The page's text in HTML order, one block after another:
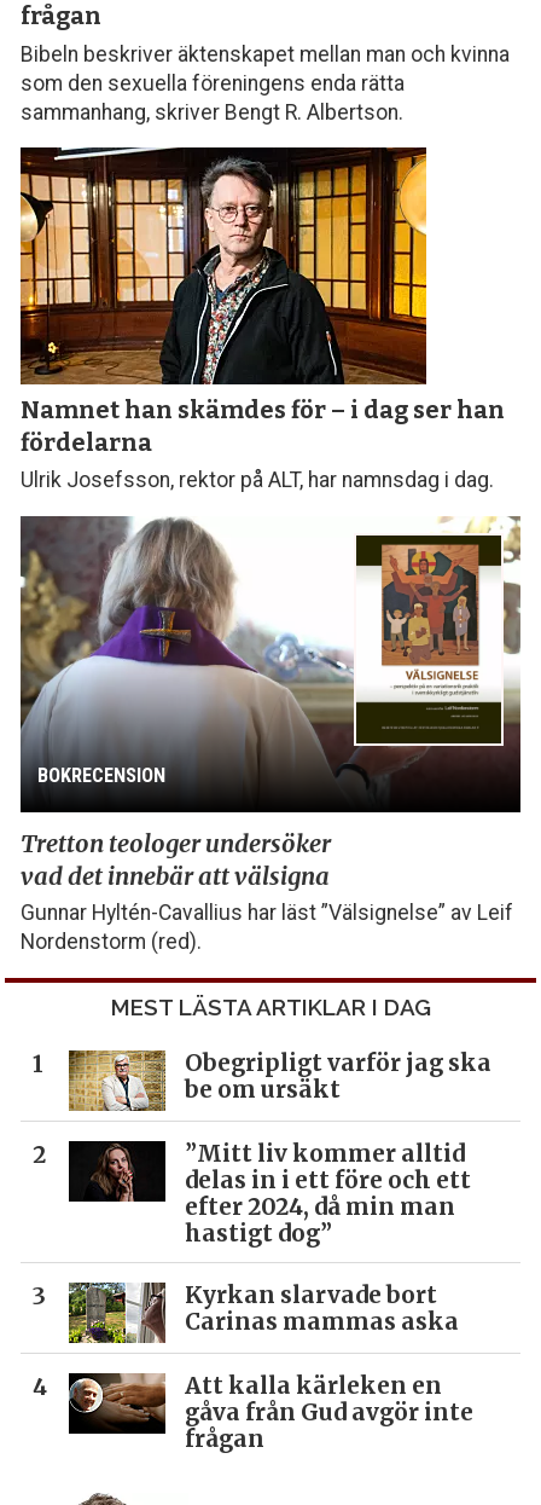
frågan
Bibeln beskriver äktenskapet mellan man och kvinna
som den sexuella föreningens enda rätta
sammanhang, skriver Bengt R. Albertson.
Namnet han skämdes för – i dag ser han
fördelarna
Ulrik Josefsson, rektor på ALT, har namnsdag i dag.
BOKRECENSION
Tretton teologer undersöker
vad det innebär att välsigna
Gunnar Hyltén-Cavallius har läst ”Välsignelse” av Leif
Nordenstorm (red).
MEST LÄSTA ARTIKLAR I DAG
Obegripligt varför jag ska
be om ursäkt
”Mitt liv kommer alltid
delas in i ett före och ett
efter 2024, då min man
hastigt dog”
Kyrkan slarvade bort
Carinas mammas aska
Att kalla kärleken en
gåva från Gud avgör inte
frågan